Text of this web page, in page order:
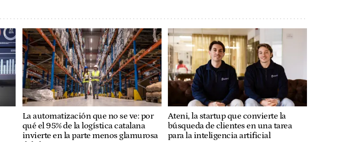
La automatización que no se ve: por
qué el 95% de la logística catalana
invierte en la parte menos glamurosa
Ateni, la startup que convierte la
búsqueda de clientes en una tarea
para la inteligencia artificial